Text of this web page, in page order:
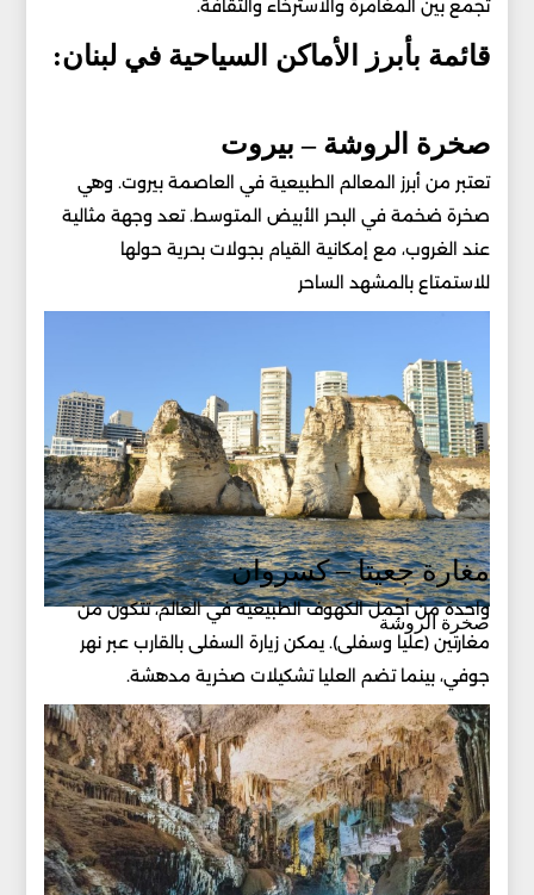
تجمع بين المغامرة والاسترخاء والثقافة.
قائمة بأبرز الأماكن السياحية في لبنان:
صخرة الروشة – بيروت
تعتبر من أبرز المعالم الطبيعية في العاصمة بيروت. وهي
صخرة ضخمة في البحر الأبيض المتوسط. تعد وجهة مثالية
عند الغروب، مع إمكانية القيام بجولات بحرية حولها
للاستمتاع بالمشهد الساحر
صخرة الروشة
مغارة جعيتا – كسروان
واحدة من أجمل الكهوف الطبيعية في العالم، تتكون من
مغارتين (عليا وسفلى). يمكن زيارة السفلى بالقارب عبر نهر
جوفي، بينما تضم العليا تشكيلات صخرية مدهشة.